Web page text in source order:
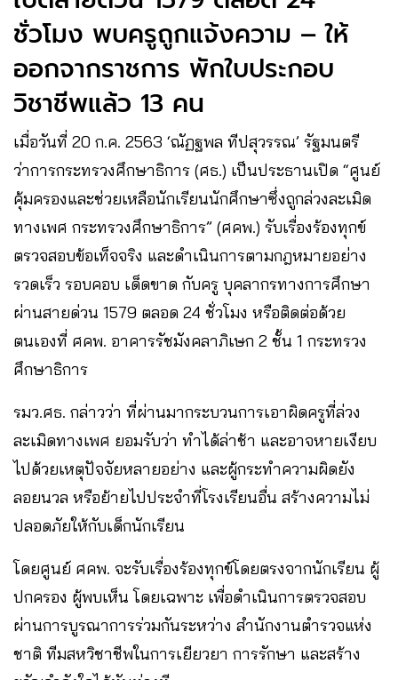
ชั่วโมง พบครูถูกแจ้งความ – ให้
ออกจากราชการ พักใบประกอบ
วิชาชีพแล้ว 13 คน
เมื่อวันที่ 20 ก.ค. 2563 ‘ณัฏฐพล ทีปสุวรรณ’ รัฐมนตรี
ว่าการกระทรวงศึกษาธิการ (ศธ.) เป็นประธานเปิด “ศูนย์
คุ้มครองและช่วยเหลือนักเรียนนักศึกษาซึ่งถูกล่วงละเมิด
ทางเพศ กระทรวงศึกษาธิการ” (ศคพ.) รับเรื่องร้องทุกข์
ตรวจสอบข้อเท็จจริง และดำเนินการตามกฎหมายอย่าง
รวดเร็ว รอบคอบ เด็ดขาด กับครู บุคลากรทางการศึกษา
ผ่านสายด่วน 1579 ตลอด 24 ชั่วโมง หรือติดต่อด้วย
ตนเองที่ ศคพ. อาคารรัชมังคลาภิเษก 2 ชั้น 1 กระทรวง
ศึกษาธิการ
รมว.ศธ. กล่าวว่า ที่ผ่านมากระบวนการเอาผิดครูที่ล่วง
ละเมิดทางเพศ ยอมรับว่า ทำได้ล่าช้า และอาจหายเงียบ
ไปด้วยเหตุปัจจัยหลายอย่าง และผู้กระทำความผิดยัง
ลอยนวล หรือย้ายไปประจำที่โรงเรียนอื่น สร้างความไม่
ปลอดภัยให้กับเด็กนักเรียน
โดยศูนย์ ศคพ. จะรับเรื่องร้องทุกข์โดยตรงจากนักเรียน ผู้
ปกครอง ผู้พบเห็น โดยเฉพาะ เพื่อดำเนินการตรวจสอบ
ผ่านการบูรณาการร่วมกันระหว่าง สำนักงานตำรวจแห่ง
ชาติ ทีมสหวิชาชีพในการเยียวยา การรักษา และสร้าง